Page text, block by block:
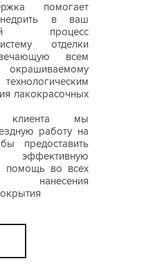
помогает
в ваш
процесс
отделки
всем
лакокрасочных
мы
работу на
предоставить
помощь во всех